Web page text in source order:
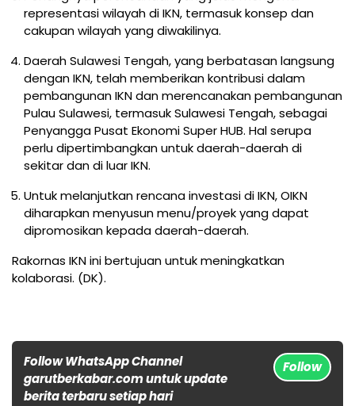
representasi wilayah di IKN, termasuk konsep dan
cakupan wilayah yang diwakilinya.
Daerah Sulawesi Tengah, yang berbatasan langsung
dengan IKN, telah memberikan kontribusi dalam
pembangunan IKN dan merencanakan pembangunan
Pulau Sulawesi, termasuk Sulawesi Tengah, sebagai
Penyangga Pusat Ekonomi Super HUB. Hal serupa
perlu dipertimbangkan untuk daerah-daerah di
sekitar dan di luar IKN.
Untuk melanjutkan rencana investasi di IKN, OIKN
diharapkan menyusun menu/proyek yang dapat
dipromosikan kepada daerah-daerah.
Rakornas IKN ini bertujuan untuk meningkatkan
kolaborasi. (DK).
Follow WhatsApp Channel
garutberkabar.com untuk update
berita terbaru setiap hari
Follow